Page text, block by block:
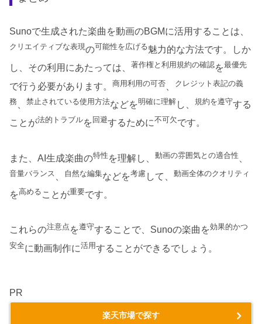
Sunoで生成された楽曲を動画のBGMに活用することは、
クリエイティブな表現の可能性を広げる魅力的な方法です。しか
し、その利用にあたっては、 著作権と利用規約の確認を最優先
で行う必要があります。 商用利用の可否 クレジット表記の義
務 禁止されている使用方法などを明確に理解 し、 規約を遵守する
ことが法的トラブルを 回避するために不可欠です。
また、AI生成楽曲の特性 を理解し、 動画の雰囲気との適合性
音量バランス 自然な編集などを考慮 して、 動画全体のクオリティ
を高める ことが重要です。
これらの注意点 を遵守することで、Sunoの楽曲を効果的かつ
安全に動画制作に活用することができるでしょう。
PR
楽天市場で探す